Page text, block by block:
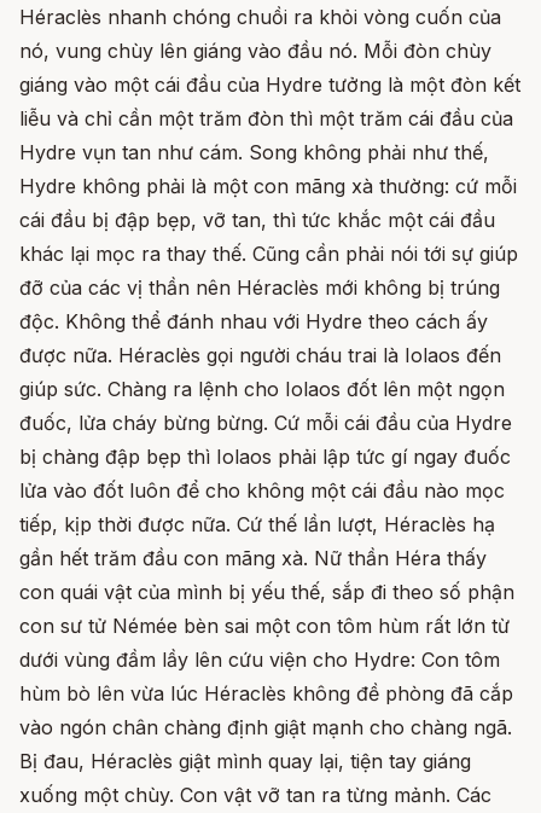
Héraclès nhanh chóng chuồi ra khỏi vòng cuốn của
nó, vung chùy lên giáng vào đầu nó. Mỗi đòn chùy
giáng vào một cái đầu của Hydre tưởng là một đòn kết
liễu và chỉ cần một trăm đòn thì một trăm cái đầu của
Hydre vụn tan như cám. Song không phải như thế,
Hydre không phải là một con mãng xà thường: cứ mỗi
cái đầu bị đập bẹp, vỡ tan, thì tức khắc một cái đầu
khác lại mọc ra thay thế. Cũng cần phải nói tới sự giúp
đỡ của các vị thần nên Héraclès mới không bị trúng
độc. Không thể đánh nhau với Hydre theo cách ấy
được nữa. Héraclès gọi người cháu trai là Iolaos đến
giúp sức. Chàng ra lệnh cho Iolaos đốt lên một ngọn
đuốc, lửa cháy bừng bừng. Cứ mỗi cái đầu của Hydre
bị chàng đập bẹp thì Iolaos phải lập tức gí ngay đuốc
lửa vào đốt luôn để cho không một cái đầu nào mọc
tiếp, kịp thời được nữa. Cứ thế lần lượt, Héraclès hạ
gần hết trăm đầu con mãng xà. Nữ thần Héra thấy
con quái vật của mình bị yếu thế, sắp đi theo số phận
con sư tử Némée bèn sai một con tôm hùm rất lớn từ
dưới vùng đầm lầy lên cứu viện cho Hydre: Con tôm
hùm bò lên vừa lúc Héraclès không đề phòng đã cắp
vào ngón chân chàng định giật mạnh cho chàng ngã.
Bị đau, Héraclès giật mình quay lại, tiện tay giáng
xuống một chùy. Con vật vỡ tan ra từng mảnh. Các